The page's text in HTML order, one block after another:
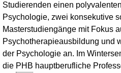
Studierenden einen
Psychologie, zwei konsekutive
Masterstudiengänge mit Fokus
Psychotherapieausbildung und
der Psychologie an. Im
die PHB hauptberufliche